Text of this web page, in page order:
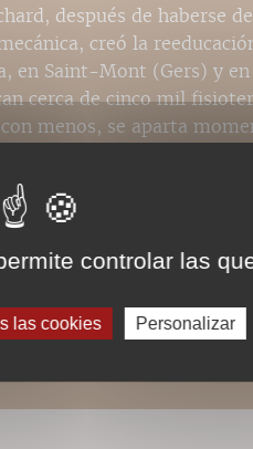
después de haberse
creó la
en Saint-Mont (Gers) y
cerca de cinco mil
menos, se aparta
para dar soluciones
controlar las
las cookies Personalizar